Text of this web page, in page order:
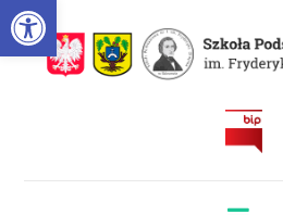
BIP